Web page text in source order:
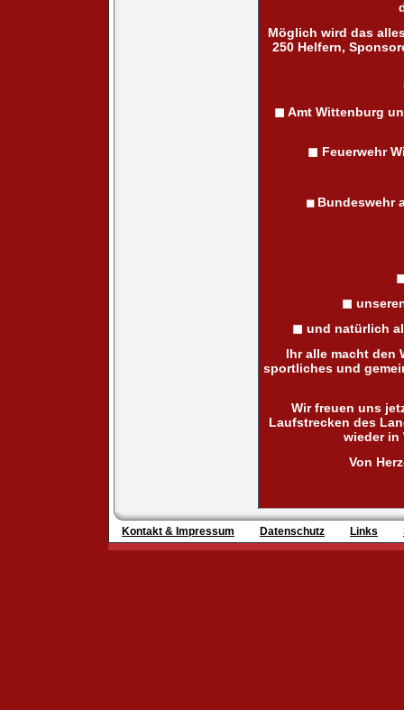
Möglich wird das
250 Helfern,
◼ Amt Wittenburg
◼ Feuerwehr
◼ Bundeswehr
◼
◼ und natürlich
Ihr alle macht den
sportliches und
Wir freuen uns
Laufstrecken des
wieder in
Von
Kontakt & Impressum Datenschutz Links